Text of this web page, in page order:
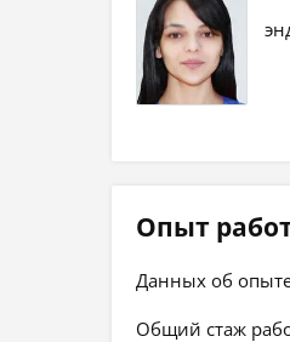
Опыт
Данных об
Общий стаж